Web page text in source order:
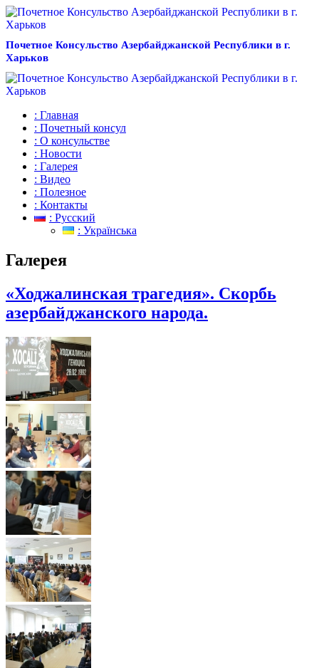
Почетное Консульство Азербайджанской Республики в г.
Харьков
: Главная
: Почетный консул
: О консульстве
: Новости
: Галерея
: Видео
: Полезное
: Контакты
: Русский
: Українська
Галерея
«Ходжалинская трагедия». Скорбь
азербайджанского народа.